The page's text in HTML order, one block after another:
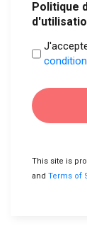
Politique
This site is
and Terms of